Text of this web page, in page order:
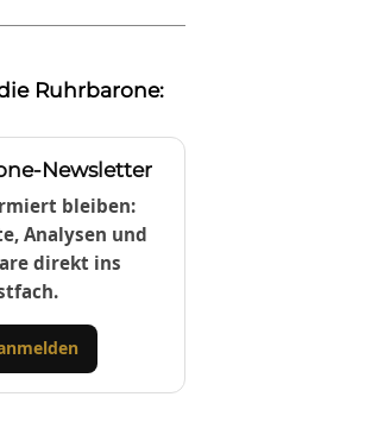
search
Ruhrbarone:
Newsletter
bleiben:
Analysen und
direkt ins